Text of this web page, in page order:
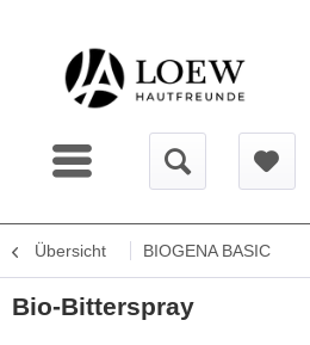
Übersicht BIOGENA BASIC
Bio-Bitterspray